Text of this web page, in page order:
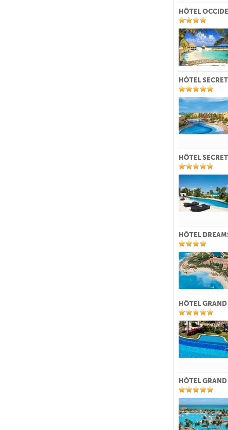
HÔTEL
HÔTEL
HÔTEL
HÔTEL
HÔTEL
HÔTEL